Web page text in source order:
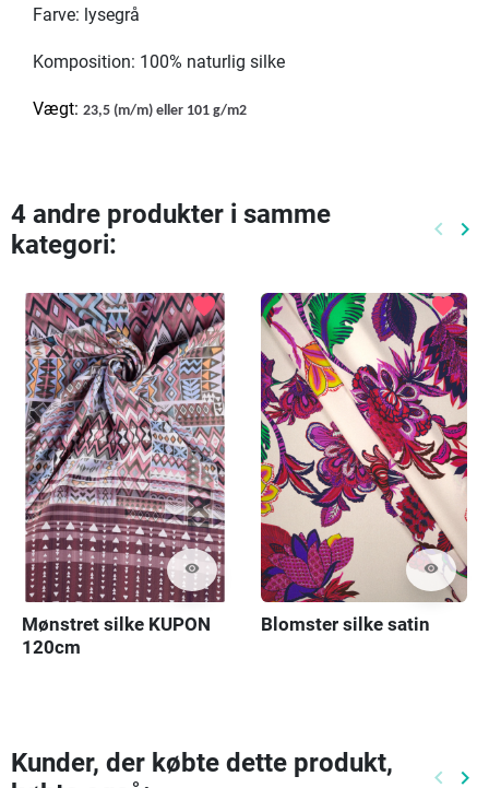
Farve: lysegrå
Komposition: 100% naturlig silke
Vægt: 23,5 (m/m) eller 101 g/m2
4 andre produkter i samme
kategori:
keyboard_arrow_left keyboard_arrow_right
visibility
favorite
Mønstret silke KUPON
120cm
visibility
favorite
Blomster silke satin
Kunder, der købte dette produkt,
keyboard_arrow_left keyboard_arrow_right